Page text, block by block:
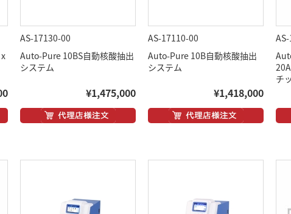
AS-17130-00
Auto-Pure 10BS自動核酸抽出
システム
¥1,475,000
AS-17110-00
Auto-Pure 10B自動核酸抽出
システム
¥1,418,000
チ